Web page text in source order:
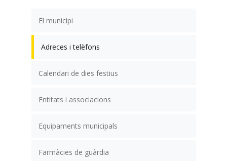
El municipi
Adreces i telèfons
Calendari de dies festius
Entitats i associacions
Equipaments municipals
Farmàcies de guàrdia